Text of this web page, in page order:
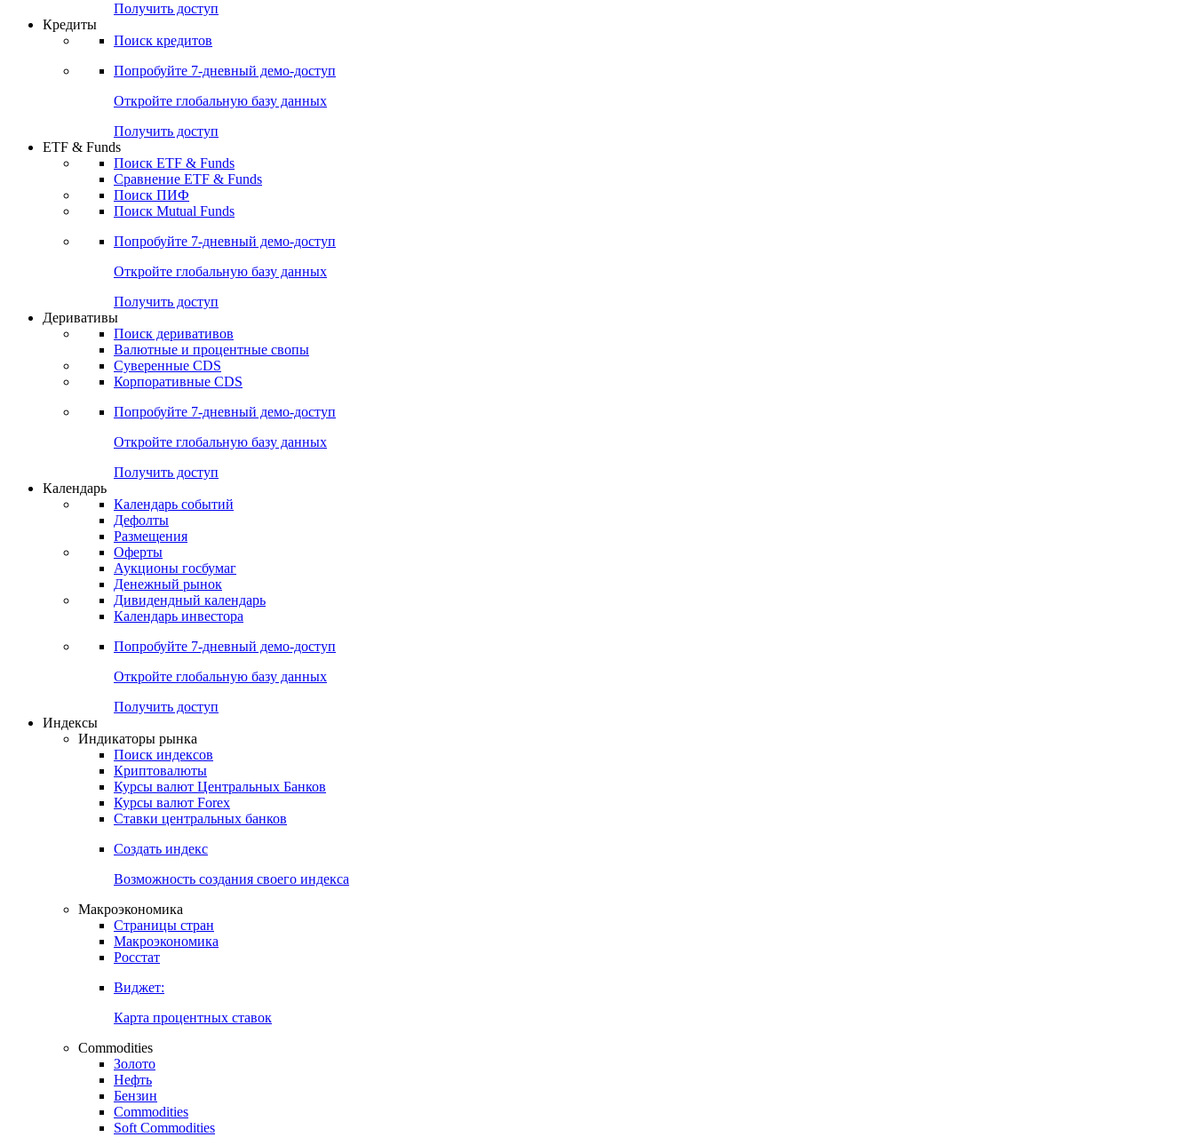
Получить доступ
Кредиты
Поиск кредитов
Попробуйте 7-дневный демо-доступ
Откройте глобальную базу данных
Получить доступ
ETF & Funds
Поиск ETF & Funds
Сравнение ETF & Funds
Поиск ПИФ
Поиск Mutual Funds
Попробуйте 7-дневный демо-доступ
Откройте глобальную базу данных
Получить доступ
Деривативы
Поиск деривативов
Валютные и процентные свопы
Суверенные CDS
Корпоративные CDS
Попробуйте 7-дневный демо-доступ
Откройте глобальную базу данных
Получить доступ
Календарь
Календарь событий
Дефолты
Размещения
Оферты
Аукционы госбумаг
Денежный рынок
Дивидендный календарь
Календарь инвестора
Попробуйте 7-дневный демо-доступ
Откройте глобальную базу данных
Получить доступ
Индексы
Индикаторы рынка
Поиск индексов
Криптовалюты
Курсы валют Центральных Банков
Курсы валют Forex
Ставки центральных банков
Создать индекс
Возможность создания своего индекса
Макроэкономика
Страницы стран
Макроэкономика
Росстат
Виджет:
Карта процентных ставок
Commodities
Золото
Нефть
Бензин
Commodities
Soft Commodities